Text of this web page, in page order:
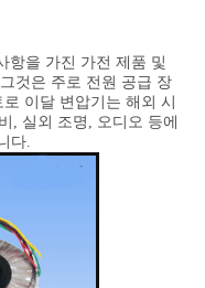
항을 가진 가전 제품 및
것은 주로 전원 공급 장
이달 변압기는 해외 시
, 실외 조명, 오디오 등에
다.